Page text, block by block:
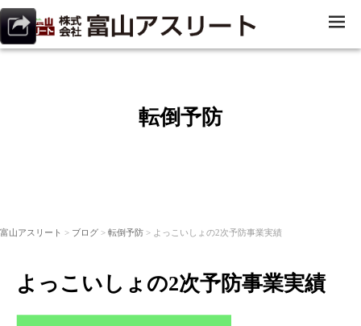
NU
転倒予防
富山アスリート > ブログ > 転倒予防 > よっこいしょの2次予防事業実績
よっこいしょの2次予防事業実績